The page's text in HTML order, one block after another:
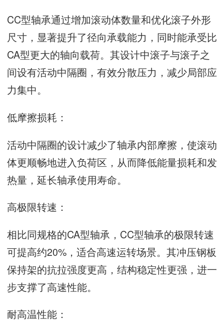
CC型轴承通过增加滚动体数量和优化滚子外形
尺寸，显著提升了径向承载能力，同时能承受比
CA型更大的轴向载荷。其设计中滚子与滚子之
间设有活动中隔圈，有效分散压力，减少局部应
力集中。
低摩擦损耗：
活动中隔圈的设计减少了轴承内部摩擦，使滚动
体更顺畅地进入负荷区，从而降低能量损耗和发
热量，延长轴承使用寿命。
高极限转速：
相比同规格的CA型轴承，CC型轴承的极限转速
可提高约20%，适合高速运转场景。其冲压钢板
保持架的抗拉强度更高，结构稳定性更强，进一
步支撑了高速性能。
耐高温性能：